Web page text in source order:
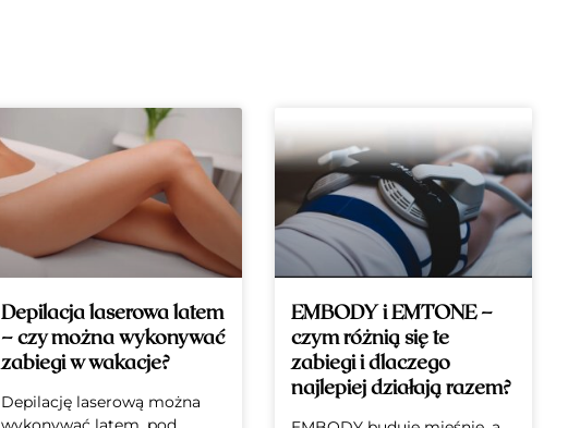
Depilacja laserowa latem
– czy można wykonywać
zabiegi w wakacje?
Depilację laserową można
EMBODY i EMTONE –
czym różnią się te
zabiegi i dlaczego
najlepiej działają razem?